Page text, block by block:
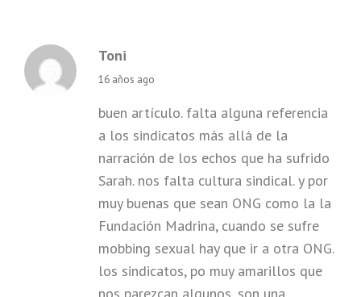
Toni
says:
16 años ago
buen artículo. falta alguna referencia
a los sindicatos más allá de la
narración de los echos que ha sufrido
Sarah. nos falta cultura sindical. y por
muy buenas que sean ONG como la la
Fundación Madrina, cuando se sufre
mobbing sexual hay que ir a otra ONG.
los sindicatos, po muy amarillos que
nos parezcan algunos, son una